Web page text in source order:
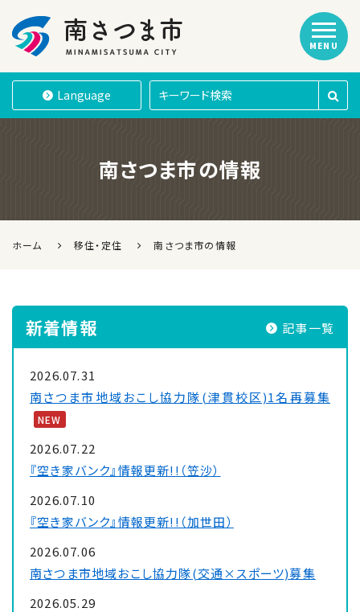
南さつま市
Language
MENU
南さつま市の情報
ホーム 移住・定住 南さつま市の情報
新着情報 記事一覧
2026.07.31
南さつま市地域おこし協力隊(津貫校区)1名再募集
NEW
2026.07.22
『空き家バンク』情報更新!!（笠沙）
2026.07.10
『空き家バンク』情報更新!!（加世田）
2026.07.06
南さつま市地域おこし協力隊(交通×スポーツ)募集
2026.05.29